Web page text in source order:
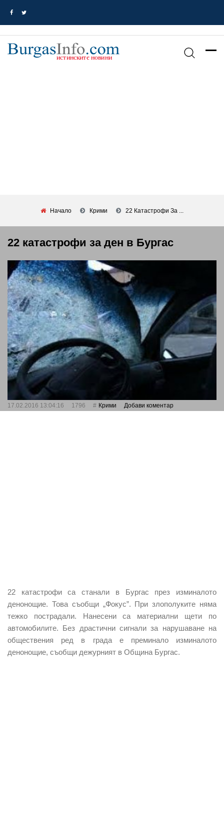
Начало Крими 22 Катастрофи За ...
22 катастрофи за ден в Бургас
17.02.2016 13:04:16 1796 Крими Добави коментар
22 катастрофи са станали в Бургас през изминалото
денонощие. Това съобщи „Фокус”. При злополуките няма
тежко пострадали. Нанесени са материални щети по
автомобилите. Без драстични сигнали за нарушаване на
обществения ред в града е преминало изминалото
денонощие, съобщи дежурният в Община Бургас.